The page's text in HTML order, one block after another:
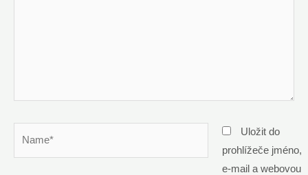
Uložit do
prohlížeče jméno,
e-mail a webovou